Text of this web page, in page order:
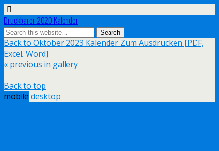
Druckbarer 2020 Kalender
Back to Oktober 2023 Kalender Zum Ausdrucken [PDF,
Excel, Word]
« previous in gallery
Back to top
mobile desktop